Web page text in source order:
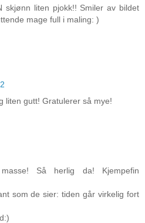
skjønn liten pjokk!! Smiler av bildet
mage full i maling: )
liten gutt! Gratulerer så mye!
Så herlig da! Kjempefin
som de sier: tiden går virkelig fort